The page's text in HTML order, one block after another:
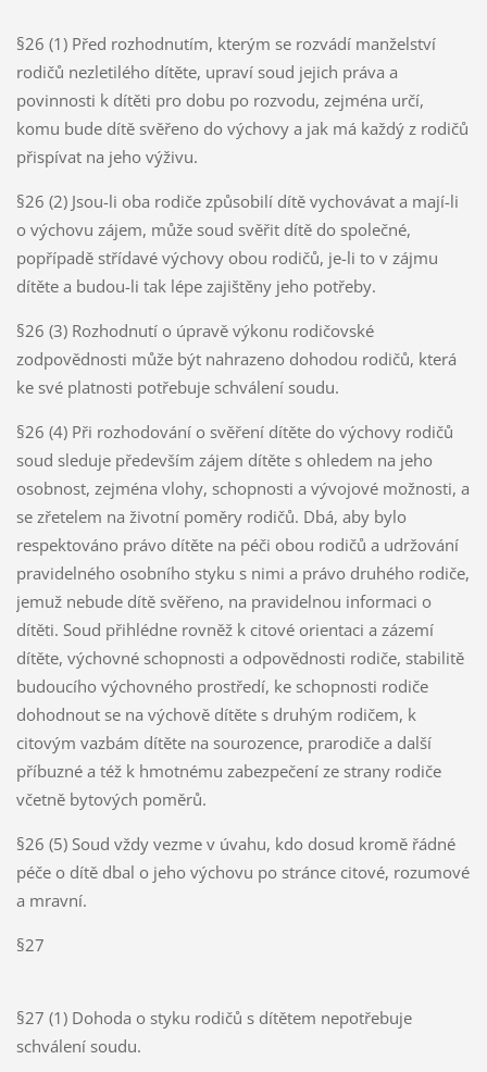
§26 (1) Před rozhodnutím, kterým se rozvádí manželství
rodičů nezletilého dítěte, upraví soud jejich práva a
povinnosti k dítěti pro dobu po rozvodu, zejména určí,
komu bude dítě svěřeno do výchovy a jak má každý z rodičů
přispívat na jeho výživu.
§26 (2) Jsou-li oba rodiče způsobilí dítě vychovávat a mají-li
o výchovu zájem, může soud svěřit dítě do společné,
popřípadě střídavé výchovy obou rodičů, je-li to v zájmu
dítěte a budou-li tak lépe zajištěny jeho potřeby.
§26 (3) Rozhodnutí o úpravě výkonu rodičovské
zodpovědnosti může být nahrazeno dohodou rodičů, která
ke své platnosti potřebuje schválení soudu.
§26 (4) Při rozhodování o svěření dítěte do výchovy rodičů
soud sleduje především zájem dítěte s ohledem na jeho
osobnost, zejména vlohy, schopnosti a vývojové možnosti, a
se zřetelem na životní poměry rodičů. Dbá, aby bylo
respektováno právo dítěte na péči obou rodičů a udržování
pravidelného osobního styku s nimi a právo druhého rodiče,
jemuž nebude dítě svěřeno, na pravidelnou informaci o
dítěti. Soud přihlédne rovněž k citové orientaci a zázemí
dítěte, výchovné schopnosti a odpovědnosti rodiče, stabilitě
budoucího výchovného prostředí, ke schopnosti rodiče
dohodnout se na výchově dítěte s druhým rodičem, k
citovým vazbám dítěte na sourozence, prarodiče a další
příbuzné a též k hmotnému zabezpečení ze strany rodiče
včetně bytových poměrů.
§26 (5) Soud vždy vezme v úvahu, kdo dosud kromě řádné
péče o dítě dbal o jeho výchovu po stránce citové, rozumové
a mravní.
§27
§27 (1) Dohoda o styku rodičů s dítětem nepotřebuje
schválení soudu.